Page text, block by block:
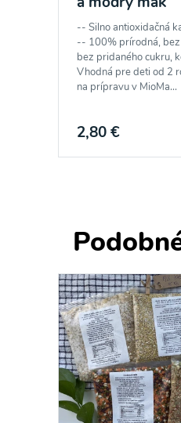
-- Silno antioxidačná
-- 100% prírodná,
bez pridaného cukru,
Vhodná pre deti od 2
na prípravu v MioMa...
2,80 €